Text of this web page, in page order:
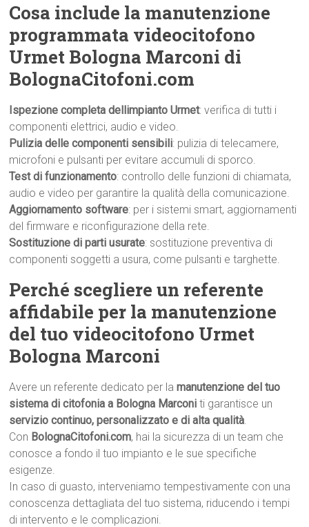
Cosa include la manutenzione
programmata videocitofono
Urmet Bologna Marconi di
BolognaCitofoni.com
Ispezione completa dellimpianto Urmet: verifica di tutti i
componenti elettrici, audio e video.
Pulizia delle componenti sensibili: pulizia di telecamere,
microfoni e pulsanti per evitare accumuli di sporco.
Test di funzionamento: controllo delle funzioni di chiamata,
audio e video per garantire la qualità della comunicazione.
Aggiornamento software: per i sistemi smart, aggiornamenti
del firmware e riconfigurazione della rete.
Sostituzione di parti usurate: sostituzione preventiva di
componenti soggetti a usura, come pulsanti e targhette.
Perché scegliere un referente
affidabile per la manutenzione
del tuo videocitofono Urmet
Bologna Marconi
Avere un referente dedicato per lamanutenzione del tuo
sistema di citofonia a Bologna Marconi ti garantisce un
servizio continuo, personalizzato e di alta qualità.
Con BolognaCitofoni.com, hai la sicurezza di un team che
conosce a fondo il tuo impianto e le sue specifiche
esigenze.
In caso di guasto, interveniamo tempestivamente con una
conoscenza dettagliata del tuo sistema, riducendo i tempi
di intervento e le complicazioni.